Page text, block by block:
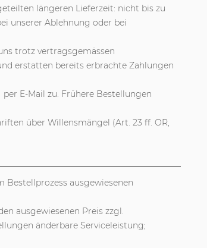
längeren Lieferzeit: nicht bis zu
unserer Ablehnung oder bei
trotz vertragsgemässen
erstatten bereits erbrachte Zahlungen
E-Mail zu. Frühere Bestellungen
über Willensmängel (Art. 23 ff. OR,
Bestellprozess ausgewiesenen
ausgewiesenen Preis zzgl.
änderbare Serviceleistung;